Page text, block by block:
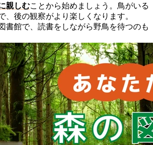
親しむことから始めましょう。鳥がいる
、後の観察がより楽しくなります。
書館で、読書をしながら野鳥を待つのも